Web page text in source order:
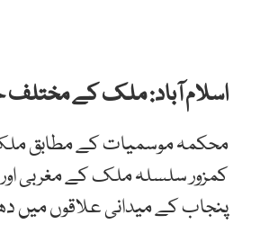
اسلام آباد: ملک کے مختلف
محکمہ موسمیات کے مطابق ملک
پنجاب کے میدانی علاقوں میں